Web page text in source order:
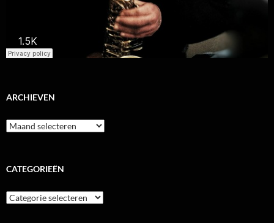
ARCHIEVEN
Archieven
CATEGORIEËN
Categorieën